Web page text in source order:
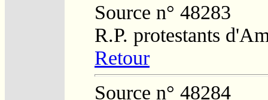
Source n° 48283
R.P. protestants
Retour
Source n° 48284